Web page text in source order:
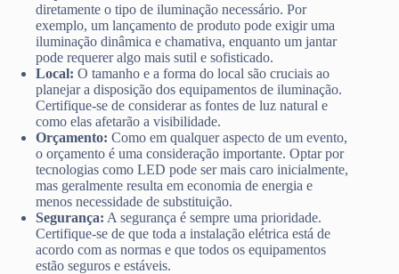
diretamente o tipo de iluminação necessário. Por
exemplo, um lançamento de produto pode exigir uma
iluminação dinâmica e chamativa, enquanto um jantar
pode requerer algo mais sutil e sofisticado.
Local: O tamanho e a forma do local são cruciais ao
planejar a disposição dos equipamentos de iluminação.
Certifique-se de considerar as fontes de luz natural e
como elas afetarão a visibilidade.
Orçamento: Como em qualquer aspecto de um evento,
o orçamento é uma consideração importante. Optar por
tecnologias como LED pode ser mais caro inicialmente,
mas geralmente resulta em economia de energia e
menos necessidade de substituição.
Segurança: A segurança é sempre uma prioridade.
Certifique-se de que toda a instalação elétrica está de
acordo com as normas e que todos os equipamentos
estão seguros e estáveis.